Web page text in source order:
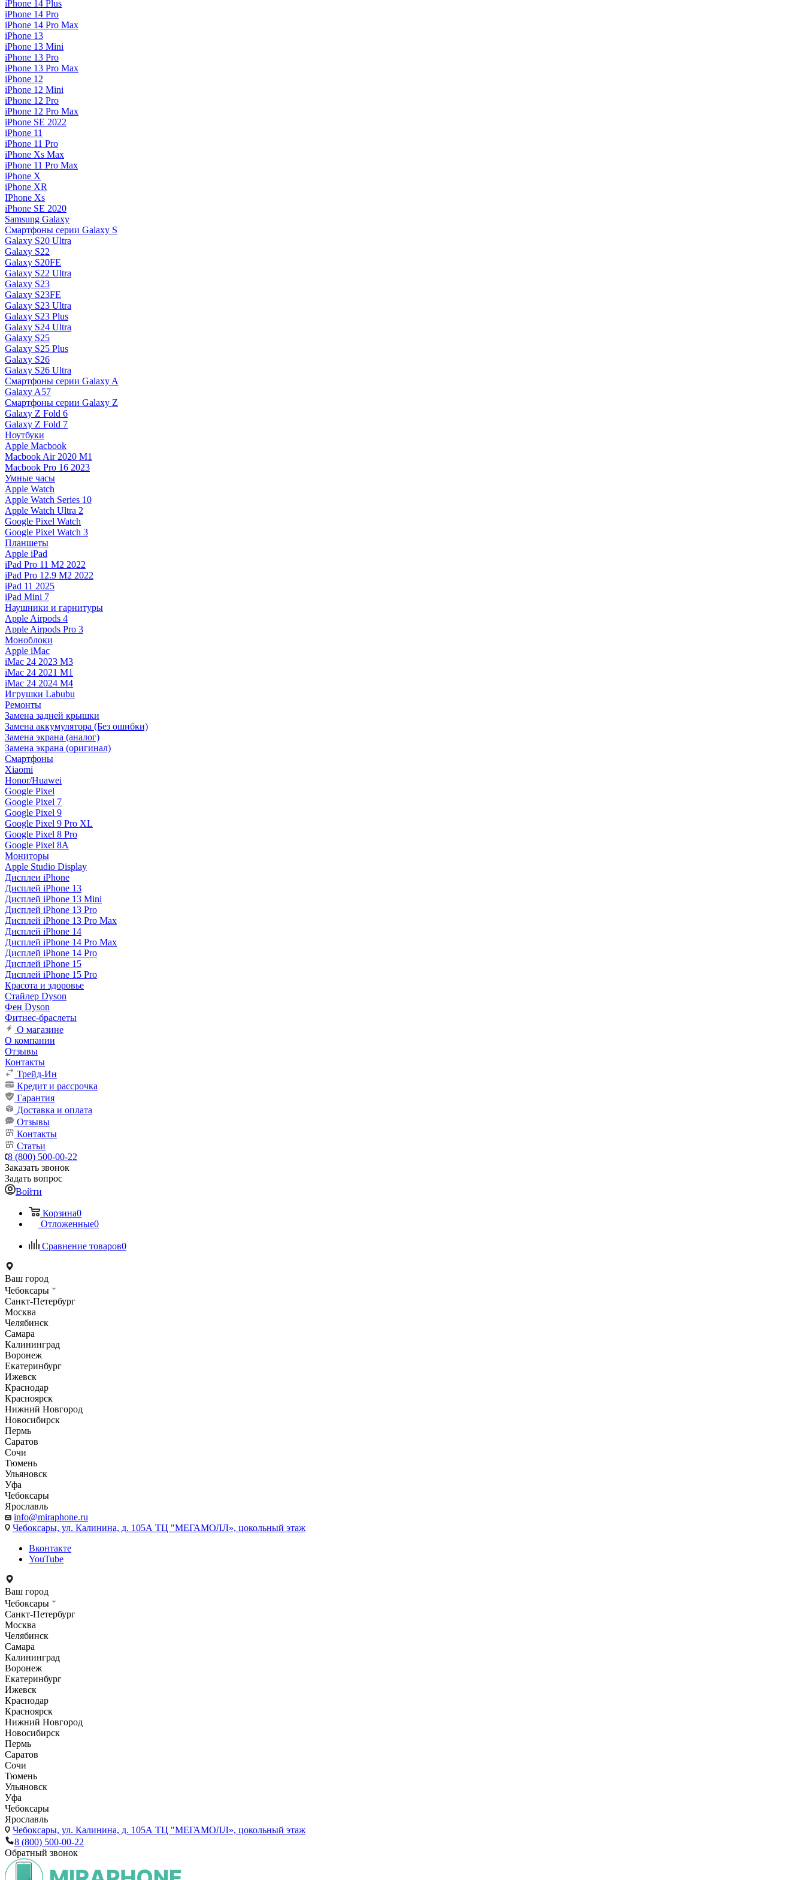
iPhone 14 Plus
iPhone 14 Pro
iPhone 14 Pro Max
iPhone 13
iPhone 13 Mini
iPhone 13 Pro
iPhone 13 Pro Max
iPhone 12
iPhone 12 Mini
iPhone 12 Pro
iPhone 12 Pro Max
iPhone SE 2022
iPhone 11
iPhone 11 Pro
iPhone Xs Max
iPhone 11 Pro Max
iPhone X
iPhone XR
IPhone Xs
iPhone SE 2020
Samsung Galaxy
Смартфоны серии Galaxy S
Galaxy S20 Ultra
Galaxy S22
Galaxy S20FE
Galaxy S22 Ultra
Galaxy S23
Galaxy S23FE
Galaxy S23 Ultra
Galaxy S23 Plus
Galaxy S24 Ultra
Galaxy S25
Galaxy S25 Plus
Galaxy S26
Galaxy S26 Ultra
Смартфоны серии Galaxy A
Galaxy A57
Смартфоны серии Galaxy Z
Galaxy Z Fold 6
Galaxy Z Fold 7
Ноутбуки
Apple Macbook
Macbook Air 2020 M1
Macbook Pro 16 2023
Умные часы
Apple Watch
Apple Watch Series 10
Apple Watch Ultra 2
Google Pixel Watch
Google Pixel Watch 3
Планшеты
Apple iPad
iPad Pro 11 M2 2022
iPad Pro 12.9 M2 2022
iPad 11 2025
iPad Mini 7
Наушники и гарнитуры
Apple Airpods 4
Apple Airpods Pro 3
Моноблоки
Apple iMac
iMac 24 2023 M3
iMac 24 2021 M1
iMac 24 2024 M4
Игрушки Labubu
Ремонты
Замена задней крышки
Замена аккумулятора (Без ошибки)
Замена экрана (аналог)
Замена экрана (оригинал)
Смартфоны
Xiaomi
Honor/Huawei
Google Pixel
Google Pixel 7
Google Pixel 9
Google Pixel 9 Pro XL
Google Pixel 8 Pro
Google Pixel 8A
Мониторы
Apple Studio Display
Дисплеи iPhone
Дисплей iPhone 13
Дисплей iPhone 13 Mini
Дисплей iPhone 13 Pro
Дисплей iPhone 13 Pro Max
Дисплей iPhone 14
Дисплей iPhone 14 Pro Max
Дисплей iPhone 14 Pro
Дисплей iPhone 15
Дисплей iPhone 15 Pro
Красота и здоровье
Стайлер Dyson
Фен Dyson
Фитнес-браслеты
О магазине
О компании
Отзывы
Контакты
Трейд-Ин
Кредит и рассрочка
Гарантия
Доставка и оплата
Отзывы
Контакты
Статьи
8 (800) 500-00-22
Заказать звонок
Задать вопрос
Войти
Корзина0
Отложенные0
Сравнение товаров0
Ваш город
Чебоксары
Санкт-Петербург
Москва
Челябинск
Самара
Калининград
Воронеж
Екатеринбург
Ижевск
Краснодар
Красноярск
Нижний Новгород
Новосибирск
Пермь
Саратов
Сочи
Тюмень
Ульяновск
Уфа
Чебоксары
Ярославль
info@miraphone.ru
Чебоксары, ул. Калинина, д. 105А ТЦ "МЕГАМОЛЛ», цокольный этаж
Вконтакте
YouTube
Ваш город
Чебоксары
Санкт-Петербург
Москва
Челябинск
Самара
Калининград
Воронеж
Екатеринбург
Ижевск
Краснодар
Красноярск
Нижний Новгород
Новосибирск
Пермь
Саратов
Сочи
Тюмень
Ульяновск
Уфа
Чебоксары
Ярославль
Чебоксары, ул. Калинина, д. 105А ТЦ "МЕГАМОЛЛ», цокольный этаж
8 (800) 500-00-22
Обратный звонок